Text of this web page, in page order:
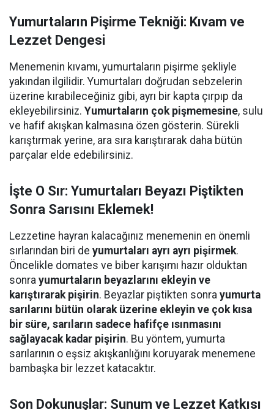
Yumurtaların Pişirme Tekniği: Kıvam ve
Lezzet Dengesi
Menemenin kıvamı, yumurtaların pişirme şekliyle
yakından ilgilidir. Yumurtaları doğrudan sebzelerin
üzerine kırabileceğiniz gibi, ayrı bir kapta çırpıp da
ekleyebilirsiniz. Yumurtaların çok pişmemesine, sulu
ve hafif akışkan kalmasına özen gösterin. Sürekli
karıştırmak yerine, ara sıra karıştırarak daha bütün
parçalar elde edebilirsiniz.
İşte O Sır: Yumurtaları Beyazı Piştikten
Sonra Sarısını Eklemek!
Lezzetine hayran kalacağınız menemenin en önemli
sırlarından biri de yumurtaları ayrı ayrı pişirmek.
Öncelikle domates ve biber karışımı hazır olduktan
sonra yumurtaların beyazlarını ekleyin ve
karıştırarak pişirin. Beyazlar piştikten sonra yumurta
sarılarını bütün olarak üzerine ekleyin ve çok kısa
bir süre, sarıların sadece hafifçe ısınmasını
sağlayacak kadar pişirin. Bu yöntem, yumurta
sarılarının o eşsiz akışkanlığını koruyarak menemene
bambaşka bir lezzet katacaktır.
Son Dokunuşlar: Sunum ve Lezzet Katkısı